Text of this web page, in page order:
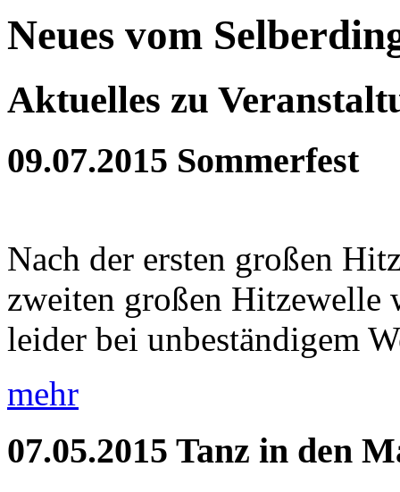
Neues vom
Aktuelles zu
09.07.2015 Sommerfest
Nach der ersten großen
zweiten großen Hitzewelle
leider bei unbeständigem
mehr
07.05.2015 Tanz in den